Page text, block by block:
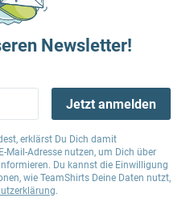
Newsletter!
Jetzt anmelden
erklärst Du Dich damit
Mail-Adresse nutzen, um Dich über
Du kannst die Einwilligung
wie TeamShirts Deine Daten nutzt,
.